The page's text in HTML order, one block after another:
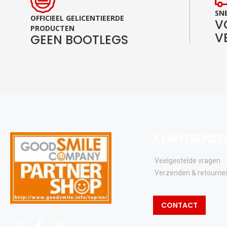
OFFICIEEL GELICENTIEERDE
PRODUCTEN
GEEN BOOTLEGS
Veelgestelde vragen
Verzenden &
CONTACT